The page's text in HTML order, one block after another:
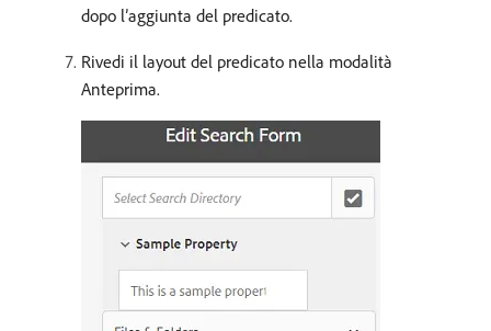
dopo l’aggiunta del predicato.
Rivedi il layout del predicato nella modalità
Anteprima.